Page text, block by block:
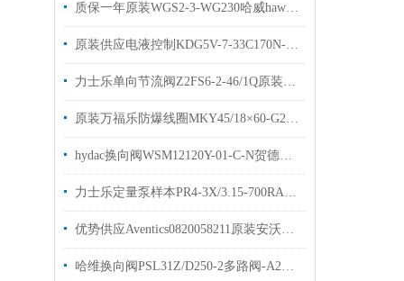
质保一年原装WGS2-3-WG230哈威hawe换向阀
原装供应电液控制KDG5V-7-33C170N-E-M-U威格士比例阀
力士乐单向节流阀Z2FS6-2-46/1Q原装力士乐现货
原装万福乐防爆线圈MKY45/18×60-G24现货出售
hydac换向阀WSM12120Y-01-C-N贺德克球阀有库存现货
力士乐定量泵样本PR4-3X/3.15-700RA技术参数优势出售
优势供应Aventics0820058211原装安沃驰气动
哈维换向阀PSL31Z/D250-2多路阀-A2L25/25EA2两联